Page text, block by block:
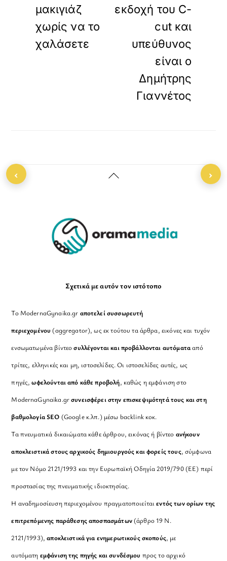
μακιγιάζ
χωρίς να το
χαλάσετε
εκδοχή του C-
cut και
υπεύθυνος
είναι ο
Δημήτρης
Γιαννέτος
Back
Σχετικά με αυτόν τον ιστότοπο
Το ModernaGynaika.gr αποτελεί συσσωρευτή
περιεχομένου (aggregator), ως εκ τούτου τα άρθρα, εικόνες και τυχόν
ενσωματωμένα βίντεοσυλλέγονται και προβάλλονται αυτόματααπό
τρίτες, ελληνικές και μη, ιστοσελίδες. Οι ιστοσελίδες αυτές, ως
πηγές,ωφελούνται από κάθε προβολή, καθώς η εμφάνιση στο
ModernaGynaika.grσυνεισφέρει στην επισκεψιμότητά τους και στη
βαθμολογία SEO (Google κ.λπ.) μέσω backlink κοκ.
Τα πνευματικά δικαιώματα κάθε άρθρου, εικόνας ή βίντεο ανήκουν
αποκλειστικά στους αρχικούς δημιουργούς και φορείς τους, σύμφωνα
με τον Νόμο 2121/1993 και την Ευρωπαϊκή Οδηγία 2019/790 (ΕΕ) περί
προστασίας της πνευματικής ιδιοκτησίας.
Η αναδημοσίευση περιεχομένου πραγματοποιείταιεντός των ορίων της
επιτρεπόμενης παράθεσης αποσπασμάτων(άρθρο 19 Ν.
2121/1993), αποκλειστικά για ενημερωτικούς σκοπούς, με
αυτόματη εμφάνιση της πηγής και συνδέσμου προς το αρχικό
‹ ›